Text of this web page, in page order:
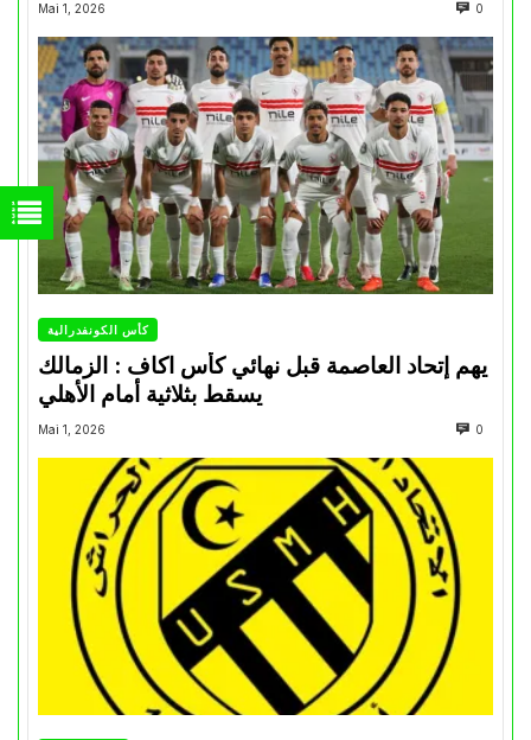
Mai 1, 2026 0
كأس الكونفدرالية
يهم إتحاد العاصمة قبل نهائي كأس اكاف : الزمالك
Mai 1, 2026 0